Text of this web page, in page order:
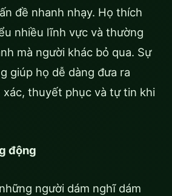
đề nhanh nhạy. Họ thích
nhiều lĩnh vực và thường
mà người khác bỏ qua. Sự
giúp họ dễ dàng đưa ra
thuyết phục và tự tin khi
động
người dám nghĩ dám